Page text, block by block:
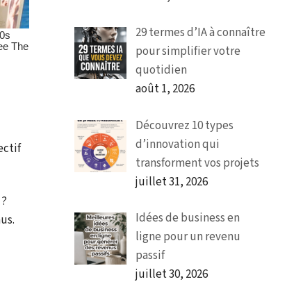
29 termes d’IA à connaître
pour simplifier votre
quotidien
août 1, 2026
Découvrez 10 types
d’innovation qui
transforment vos projets
juillet 31, 2026
Idées de business en
ligne pour un revenu
passif
juillet 30, 2026